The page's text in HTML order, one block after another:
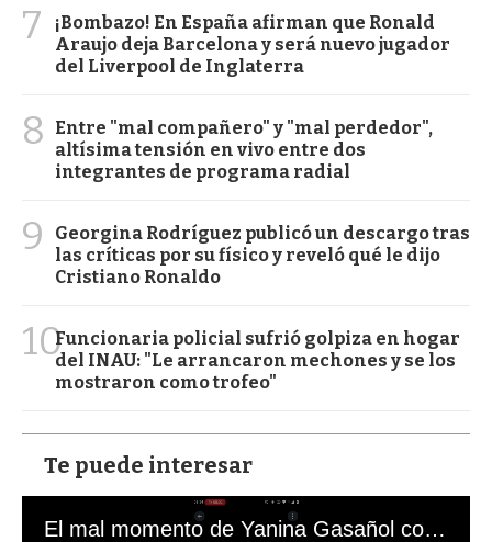
7
¡Bombazo! En España afirman que Ronald
Araujo deja Barcelona y será nuevo jugador
del Liverpool de Inglaterra
8
Entre "mal compañero" y "mal perdedor",
altísima tensión en vivo entre dos
integrantes de programa radial
9
Georgina Rodríguez publicó un descargo tras
las críticas por su físico y reveló qué le dijo
Cristiano Ronaldo
10Funcionaria policial sufrió golpiza en hogar
del INAU: "Le arrancaron mechones y se los
mostraron como trofeo"
Te puede interesar
El mal momento de Yanina Gasañol con un hincha argentino en "Subrayado"